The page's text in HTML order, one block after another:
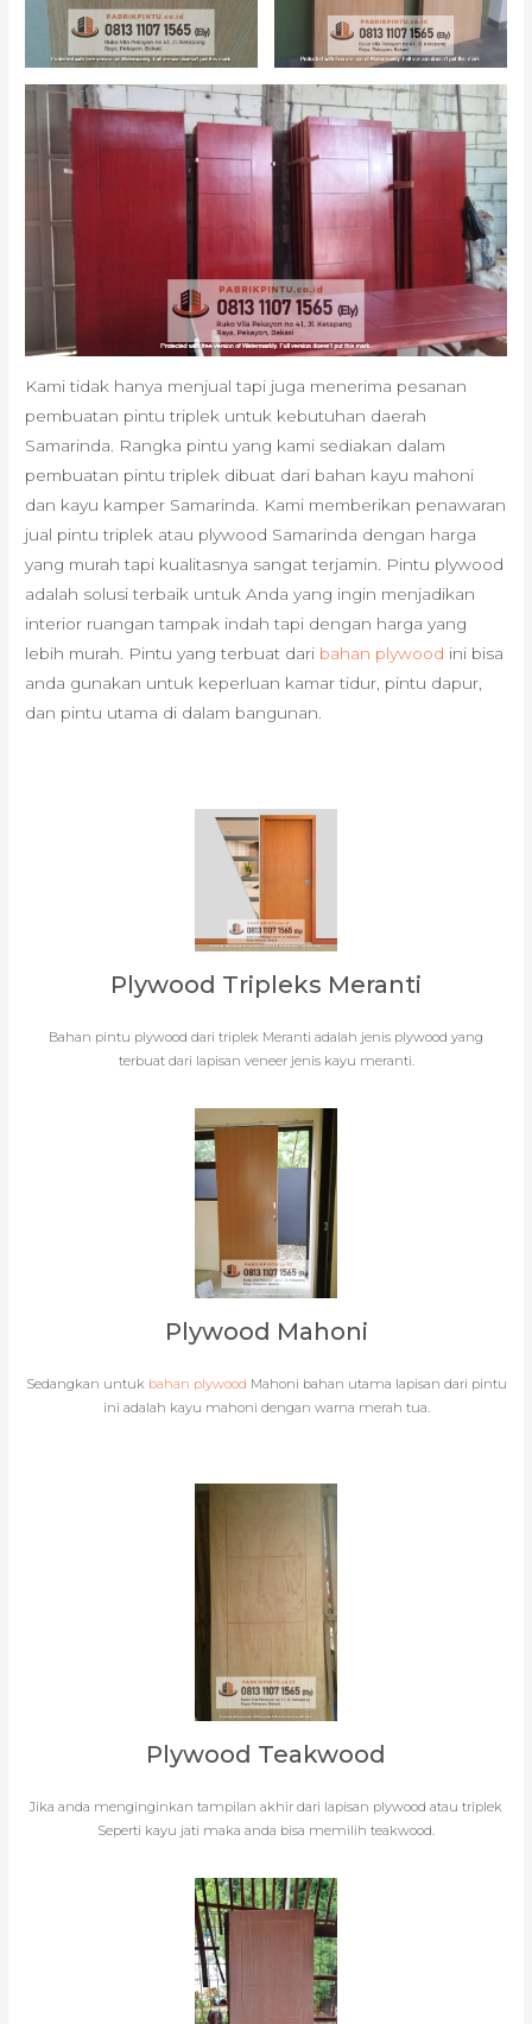
Kami tidak hanya menjual tapi juga menerima pesanan
pembuatan pintu triplek untuk kebutuhan daerah
Samarinda. Rangka pintu yang kami sediakan dalam
pembuatan pintu triplek dibuat dari bahan kayu mahoni
dan kayu kamper Samarinda. Kami memberikan penawaran
jual pintu triplek atau plywood Samarinda dengan harga
yang murah tapi kualitasnya sangat terjamin. Pintu plywood
adalah solusi terbaik untuk Anda yang ingin menjadikan
interior ruangan tampak indah tapi dengan harga yang
lebih murah. Pintu yang terbuat dari bahan plywood ini bisa
anda gunakan untuk keperluan kamar tidur, pintu dapur,
dan pintu utama di dalam bangunan.
Plywood Tripleks Meranti
Bahan pintu plywood dari triplek Meranti adalah jenis plywood yang
terbuat dari lapisan veneer jenis kayu meranti.
Plywood Mahoni
Sedangkan untuk bahan plywood Mahoni bahan utama lapisan dari pintu
ini adalah kayu mahoni dengan warna merah tua.
Plywood Teakwood
Jika anda menginginkan tampilan akhir dari lapisan plywood atau triplek
Seperti kayu jati maka anda bisa memilih teakwood.